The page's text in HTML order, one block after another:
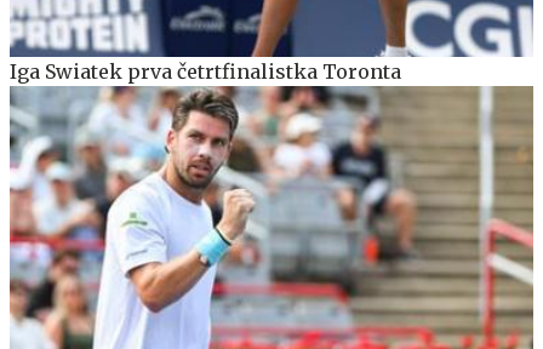
Iga Swiatek prva četrtfinalistka Toronta